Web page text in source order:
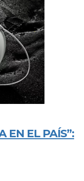
EN EL PAÍS”: